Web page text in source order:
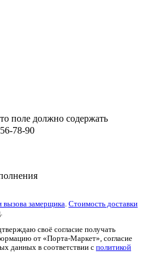
поле должно содержать
78-90
вызова замерщика Стоимость доставки
своё согласие получать
от «Порта-Маркет», согласие
данных в соответствии с политикой